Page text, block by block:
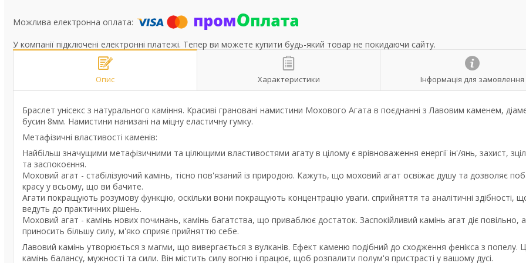
У компанії підключені електронні платежі. Тепер ви можете купити будь-який товар не покидаючи сайту.
Опис Характеристики Інформація для замовлення
Браслет унісекс з натурального каміння. Красиві грановані намистини Мохового Агата в поєднанні з Лавовим каменем,
бусин 8мм. Намистини нанизані на міцну еластичну гумку.
Метафізичні властивості каменів:
Найбільш значущими метафізичними та цілющими властивостями агату в цілому є врівноваження енергії ін'/янь, захист,
та заспокоєння.
Моховий агат - стабілізуючий камінь, тісно пов'язаний із природою. Кажуть, що моховий агат освіжає душу та дозволяє
красу у всьому, що ви бачите.
Агати покращують розумову функцію, оскільки вони покращують концентрацію уваги. сприйняття та аналітичні здібності,
ведуть до практичних рішень.
Моховий агат - камінь нових починань, камінь багатства, що приваблює достаток. Заспокійливий камінь агат діє повільно,
приносить більшу силу, м'яко сприяє прийняттю себе.
Лавовий камінь утворюється з магми, що вивергається з вулканів. Ефект каменю подібний до сходження фенікса з попелу.
камінь балансу, мужності та сили. Він містить силу вогню і працює, щоб розпалити полум'я пристрасті у вашому дусі.